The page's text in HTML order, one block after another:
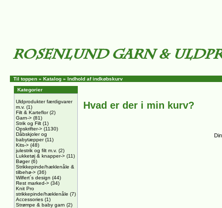
Til toppen » Katalog » Indhold af indkøbskurv
Kategorier
Uldprodukter færdigvarer
m.v. (1)
Filt & Karteflor(2)
Garn-> (81)
Strik og Filt (1)
Opskrifter-> (1130)
Dåbskjoler og
babytæpper(11)
Kits-> (48)
julestrik og filt m.v. (2)
Lukketøj & knapper-> (11)
Bøger(6)
Strikkepinde/hæklenåle &
tilbehø-> (36)
Wilfert´s design (44)
Rest marked-> (34)
Knit Pro
strikkepinde/hæklenåle (7)
Accessories (1)
Strømpe & baby garn (2)
Hvad er der i min kurv?